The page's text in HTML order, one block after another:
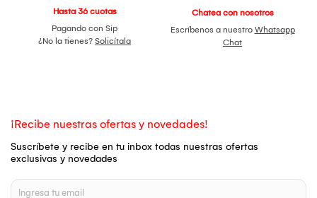
Hasta 36 cuotas
Pagando con Sip
¿No la tienes? Solicítala
Chatea con nosotros
Escríbenos a nuestro Whatsapp
Chat
¡Recibe nuestras ofertas y novedades!
Suscríbete y recibe en tu inbox todas nuestras ofertas
exclusivas y novedades